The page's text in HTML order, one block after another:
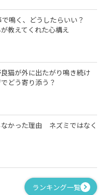
で鳴く、どうしたらいい？
教えてくれた心構え
猫が外に出たがり鳴き続け
どう寄り添う？
かった理由 ネズミではなく
ランキング一覧